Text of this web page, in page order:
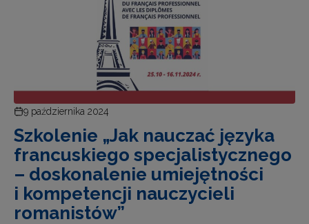
9 października 2024
Szkolenie „Jak nauczać języka
francuskiego specjalistycznego
– doskonalenie umiejętności
i kompetencji nauczycieli
romanistów”